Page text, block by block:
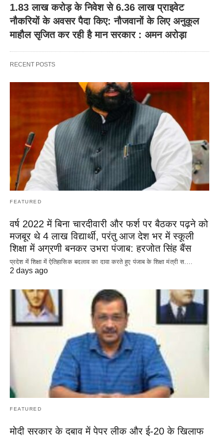
1.83 लाख करोड़ के निवेश से 6.36 लाख प्राइवेट
नौकरियों के अवसर पैदा किए: नौजवानों के लिए अनुकूल
माहौल सृजित कर रही है मान सरकार : अमन अरोड़ा
RECENT POSTS
FEATURED
वर्ष 2022 में बिना चारदीवारी और फर्श पर बैठकर पढ़ने को
मजबूर थे 4 लाख विद्यार्थी, परंतु आज देश भर में स्कूली
शिक्षा में अग्रणी बनकर उभरा पंजाब: हरजोत सिंह बैंस
प्रदेश में शिक्षा में ऐतिहासिक बदलाव का दावा करते हुए पंजाब के शिक्षा मंत्री स.…
2 days ago
FEATURED
मोदी सरकार के दबाव में पेपर लीक और ई-20 के खिलाफ